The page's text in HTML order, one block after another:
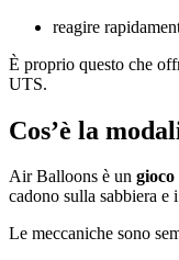
reagire
È proprio questo che
UTS.
Cos’è la
Air Balloons è un
cadono sulla sabbiera
Le meccaniche sono